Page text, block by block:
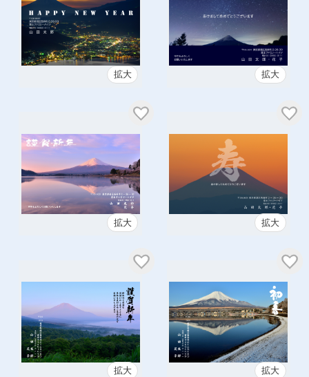
拡大 拡大
拡大 拡大
拡大 拡大